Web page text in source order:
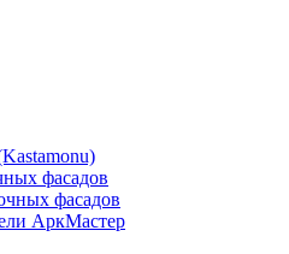
фасадов
фасадов
АркМастер